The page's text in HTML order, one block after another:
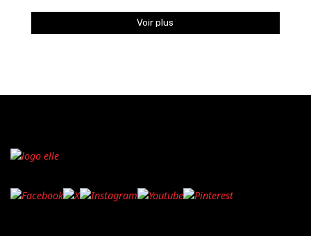
Voir plus